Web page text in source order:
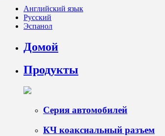
Английский язык
Русский
Эспанол
Домой
Продукты
Серия автомобилей
КЧ коаксиальный разъем